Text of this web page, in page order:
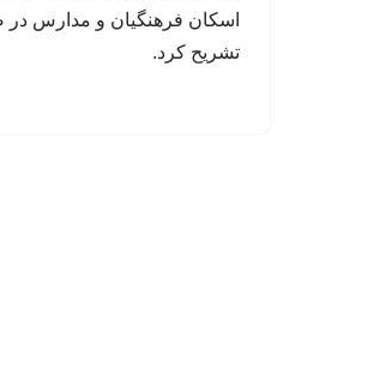
اسکان فرهنگیان و مدارس در
تشریح کرد.